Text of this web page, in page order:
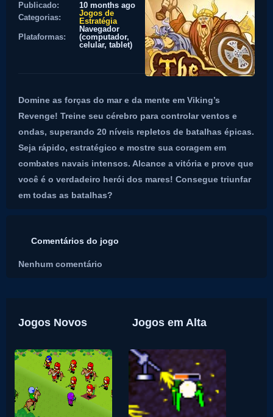
Publicado:
10 months ago
Categorias:
Jogos de
Estratégia
Plataformas:
Navegador
(computador,
celular, tablet)
Domine as forças do mar e da mente em Viking’s
Revenge! Treine seu cérebro para controlar ventos e
ondas, superando 20 níveis repletos de batalhas épicas.
Seja rápido, estratégico e mostre sua coragem em
combates navais intensos. Alcance a vitória e prove que
você é o verdadeiro herói dos mares! Consegue triunfar
em todas as batalhas?
Comentários do jogo
Nenhum comentário
Jogos Novos Jogos em Alta